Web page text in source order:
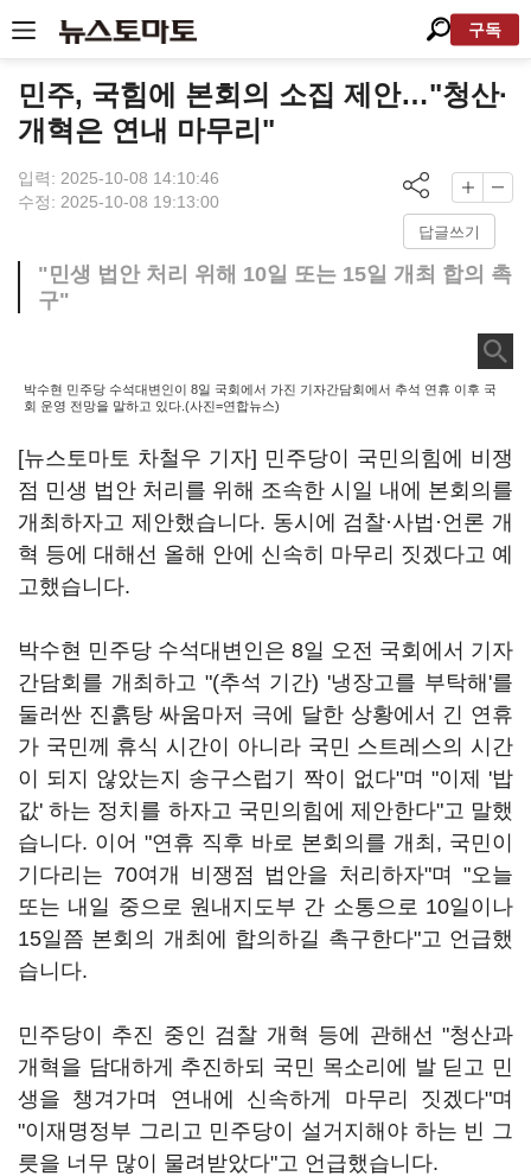
구독
민주, 국힘에 본회의 소집 제안…"청산·
개혁은 연내 마무리"
입력: 2025-10-08 14:10:46
수정: 2025-10-08 19:13:00
답글쓰기
"민생 법안 처리 위해 10일 또는 15일 개최 합의 촉
구"
박수현 민주당 수석대변인이 8일 국회에서 가진 기자간담회에서 추석 연휴 이후 국
회 운영 전망을 말하고 있다.(사진=연합뉴스)
[뉴스토마토 차철우 기자] 민주당이 국민의힘에 비쟁
점 민생 법안 처리를 위해 조속한 시일 내에 본회의를
개최하자고 제안했습니다. 동시에 검찰·사법·언론 개
혁 등에 대해선 올해 안에 신속히 마무리 짓겠다고 예
고했습니다.
박수현 민주당 수석대변인은 8일 오전 국회에서 기자
간담회를 개최하고 "(추석 기간) '냉장고를 부탁해'를
둘러싼 진흙탕 싸움마저 극에 달한 상황에서 긴 연휴
가 국민께 휴식 시간이 아니라 국민 스트레스의 시간
이 되지 않았는지 송구스럽기 짝이 없다"며 "이제 '밥
값' 하는 정치를 하자고 국민의힘에 제안한다"고 말했
습니다. 이어 "연휴 직후 바로 본회의를 개최, 국민이
기다리는 70여개 비쟁점 법안을 처리하자"며 "오늘
또는 내일 중으로 원내지도부 간 소통으로 10일이나
15일쯤 본회의 개최에 합의하길 촉구한다"고 언급했
습니다.
민주당이 추진 중인 검찰 개혁 등에 관해선 "청산과
개혁을 담대하게 추진하되 국민 목소리에 발 딛고 민
생을 챙겨가며 연내에 신속하게 마무리 짓겠다"며
"이재명정부 그리고 민주당이 설거지해야 하는 빈 그
릇을 너무 많이 물려받았다"고 언급했습니다.